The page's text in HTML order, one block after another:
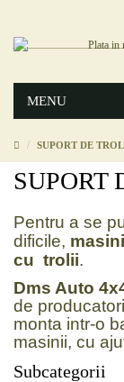
MENU
SUPORT DE
SUPORT
Pentru a se
dificile,
cu trolii.
Dms Auto
de
monta intr-o
masinii, cu
Subcategorii